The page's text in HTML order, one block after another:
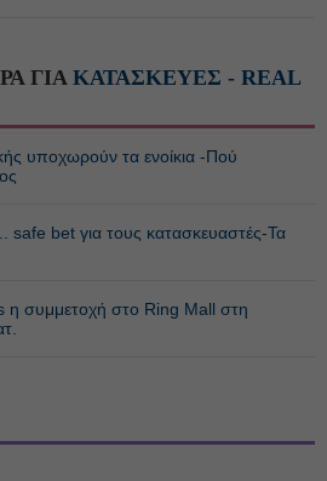
ΓΙΑ ΚΑΤΑΣΚΕΥΕΣ - REAL
υποχωρούν τα ενοίκια -Πού
safe bet για τους κατασκευαστές-Τα
η συμμετοχή στο Ring Mall στη